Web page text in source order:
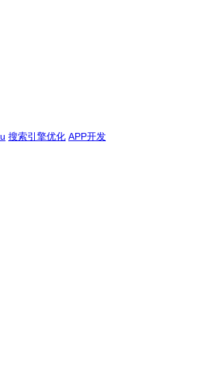
搜索引擎优化 APP开发